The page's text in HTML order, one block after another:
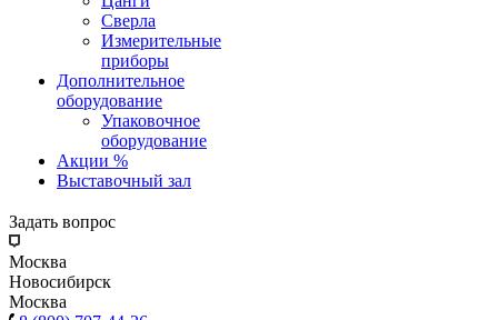
Сверла
Измерительные
приборы
Дополнительное
оборудование
Упаковочное
оборудование
Акции %
Выставочный зал
Задать вопрос
Москва
Новосибирск
Москва